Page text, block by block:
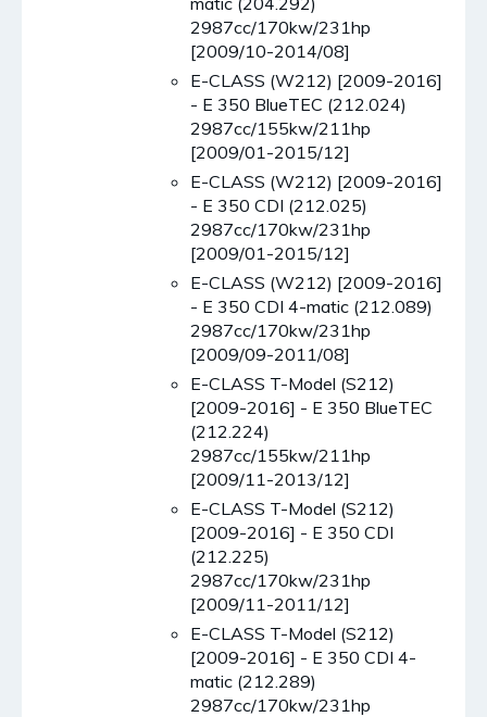
2987cc/170kw/231hp
[2009/10-2014/08]
E-CLASS (W212) [2009-2016]
- E 350 BlueTEC (212.024)
2987cc/155kw/211hp
[2009/01-2015/12]
E-CLASS (W212) [2009-2016]
- E 350 CDI (212.025)
2987cc/170kw/231hp
[2009/01-2015/12]
E-CLASS (W212) [2009-2016]
- E 350 CDI 4-matic (212.089)
2987cc/170kw/231hp
[2009/09-2011/08]
E-CLASS T-Model (S212)
[2009-2016] - E 350 BlueTEC
(212.224)
2987cc/155kw/211hp
[2009/11-2013/12]
E-CLASS T-Model (S212)
[2009-2016] - E 350 CDI
(212.225)
2987cc/170kw/231hp
[2009/11-2011/12]
E-CLASS T-Model (S212)
[2009-2016] - E 350 CDI 4-
matic (212.289)
2987cc/170kw/231hp